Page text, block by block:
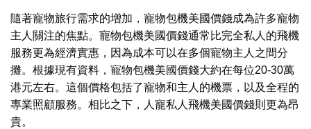
隨著寵物旅行需求的增加，寵物包機美國價錢成為許多寵物
主人關注的焦點。寵物包機美國價錢通常比完全私人的飛機
服務更為經濟實惠，因為成本可以在多個寵物主人之間分
攤。根據現有資料，寵物包機美國價錢大約在每位20-30萬
港元左右。這個價格包括了寵物和主人的機票，以及全程的
專業照顧服務。相比之下，人寵私人飛機美國價錢則更為昂
貴。